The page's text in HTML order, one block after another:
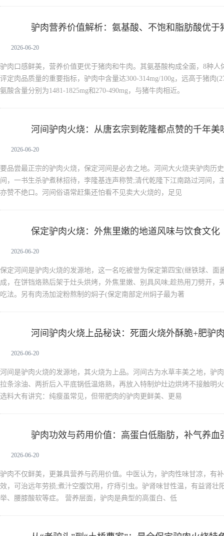
驴肉营养价值解析：氨基酸、不饱和脂肪酸优于
2026-06-20
驴肉口感鲜美，营养价值更优于猪肉和牛肉。其氨基酸构成全面，8种
评定肉品质量的重要指标，驴肉中含量达300-314mg/100g，远高于猪肉
氨酸含量分别为1481-1825mg和270-490mg，与猪牛肉相近。
河间驴肉火烧：从唐玄宗到乾隆都点赞的千年美
2026-06-20
要品尝最正宗的驴肉火烧，保定河间是必去之地。河间大火烧夹驴肉历
间，一书生杀驴煮秫招待，李隆基连声称赞;清代乾隆下江南路过河间，
亦赞不绝口。河间俗语常赶集还怕看不见卖大火烧的，足见
保定驴肉火烧：外焦里嫩的地道风味与饮食文化
2026-06-20
保定河间是驴肉火烧的发源地，这一名吃被誉为保定第四宝(继铁球、面
成，在饼铛烙熟后架于灶头烘烤，外焦里嫩、别具风味;趁热用刀劈开，
吃法。另有肉汤加淀粉熬制的焖子(保定南部定州焖子最为著
河间驴肉火烧上品秘诀：死面火烧外酥脆+肥驴
2026-06-20
河间是驴肉火烧的发源地，其火烧为上品。河间古为水草丰美之地，驴
拉条涂油、两折后入平底锅低温烙熟，再放入特制炉灶边烘烤不接触明
选料大有讲究：纯瘦虽常见，但带肥肉的驴肉更鲜美、更易
驴肉功效与药用价值：高蛋白低脂肪，补气养血
2026-06-20
驴肉不仅鲜美，更兼具营养与药用价值。中医认为，驴肉性味甘凉，有
效，可治远年劳损;煮汁空腹饮用，疗痔引虫。驴肾味甘性温，有益肾壮
举、腰膝酸软等症。 营养层面，驴肉是典型的高蛋白、低